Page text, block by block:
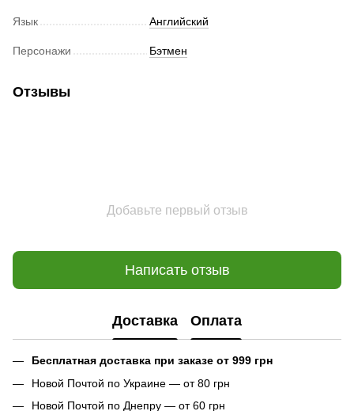
Язык Английский
Персонажи Бэтмен
Отзывы
Добавьте первый отзыв
Написать отзыв
Доставка Оплата
Бесплатная доставка при заказе от 999 грн
Новой Почтой по Украине — от 80 грн
Новой Почтой по Днепру — от 60 грн